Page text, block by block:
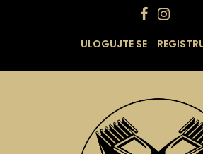
ULOGUJTE SE